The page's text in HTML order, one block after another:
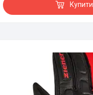
Купити